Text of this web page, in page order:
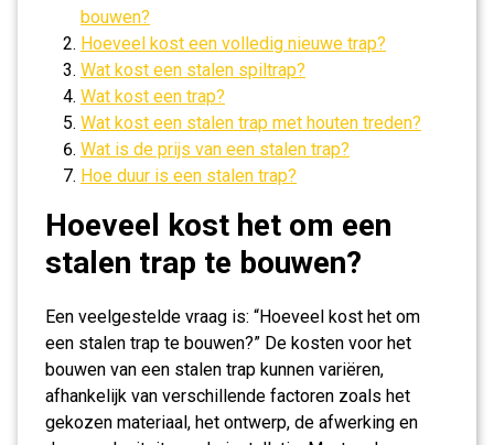
bouwen?
Hoeveel kost een volledig nieuwe trap?
Wat kost een stalen spiltrap?
Wat kost een trap?
Wat kost een stalen trap met houten treden?
Wat is de prijs van een stalen trap?
Hoe duur is een stalen trap?
Hoeveel kost het om een ​​
stalen trap te bouwen?
Een veelgestelde vraag is: “Hoeveel kost het om
een stalen trap te bouwen?” De kosten voor het
bouwen van een stalen trap kunnen variëren,
afhankelijk van verschillende factoren zoals het
gekozen materiaal, het ontwerp, de afwerking en